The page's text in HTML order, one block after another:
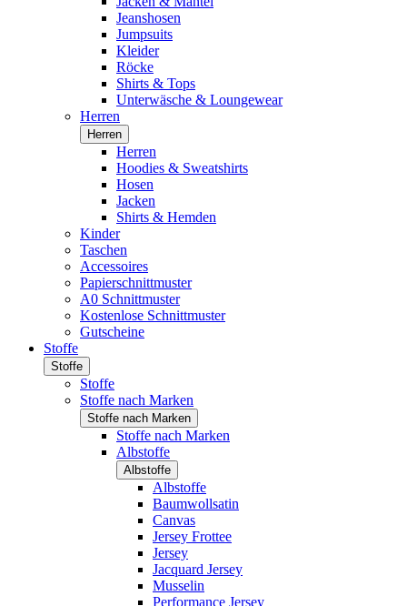
Jeanshosen
Jumpsuits
Kleider
Röcke
Shirts & Tops
Unterwäsche & Loungewear
Herren
Herren
Herren
Hoodies & Sweatshirts
Hosen
Jacken
Shirts & Hemden
Kinder
Taschen
Accessoires
Papierschnittmuster
A0 Schnittmuster
Kostenlose Schnittmuster
Gutscheine
Stoffe
Stoffe
Stoffe
Stoffe nach Marken
Stoffe nach Marken
Stoffe nach Marken
Albstoffe
Albstoffe
Albstoffe
Baumwollsatin
Canvas
Jersey Frottee
Jersey
Jacquard Jersey
Musselin
Performance Jersey